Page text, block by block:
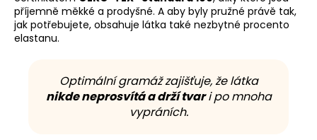
příjemně měkké a prodyšné. A aby byly pružné právě tak,
jak potřebujete, obsahuje látka také nezbytné procento
elastanu.
Optimální gramáž zajišťuje, že látka
nikde neprosvítá a drží tvari po mnoha
vypráních.